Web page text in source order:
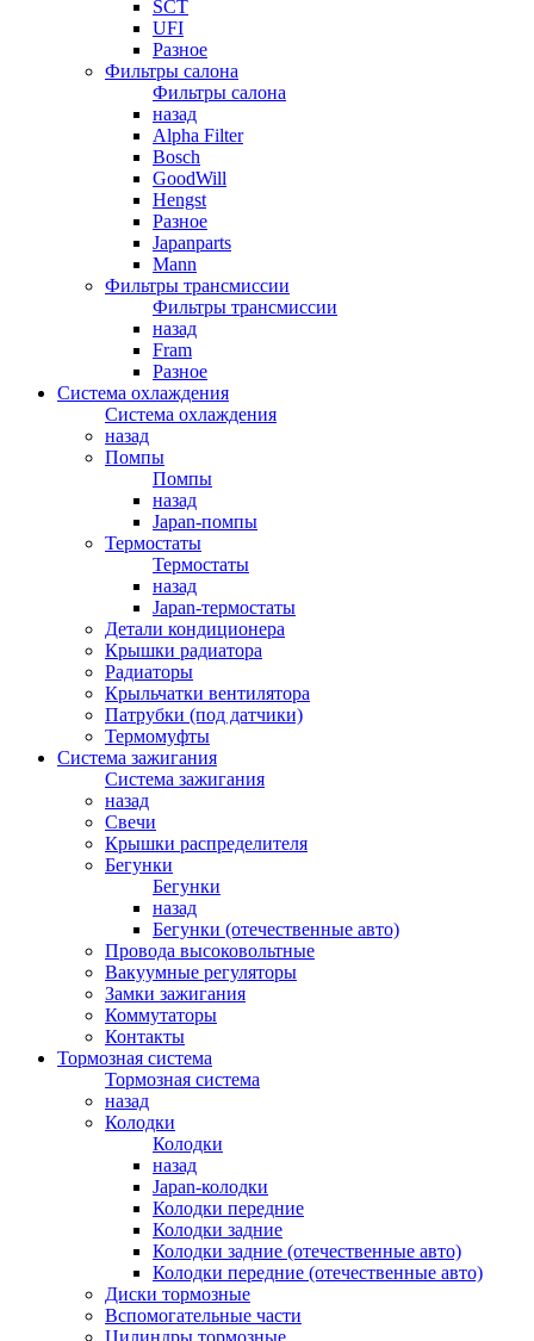
SCT
UFI
Разное
Фильтры салона
Фильтры салона
назад
Alpha Filter
Bosch
GoodWill
Hengst
Разное
Japanparts
Mann
Фильтры трансмиссии
Фильтры трансмиссии
назад
Fram
Разное
Система охлаждения
Система охлаждения
назад
Помпы
Помпы
назад
Japan-помпы
Термостаты
Термостаты
назад
Japan-термостаты
Детали кондиционера
Крышки радиатора
Радиаторы
Крыльчатки вентилятора
Патрубки (под датчики)
Термомуфты
Система зажигания
Система зажигания
назад
Свечи
Крышки распределителя
Бегунки
Бегунки
назад
Бегунки (отечественные авто)
Провода высоковольтные
Вакуумные регуляторы
Замки зажигания
Коммутаторы
Контакты
Тормозная система
Тормозная система
назад
Колодки
Колодки
назад
Japan-колодки
Колодки передние
Колодки задние
Колодки задние (отечественные авто)
Колодки передние (отечественные авто)
Диски тормозные
Вспомогательные части
Цилиндры тормозные